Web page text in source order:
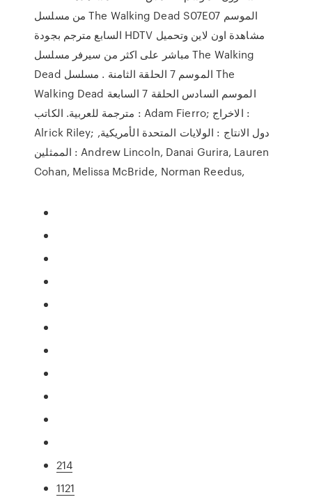
من مسلسل The Walking Dead S07E07 الموسم
السابع مترجم بجودة HDTV مشاهدة اون لاين وتحميل
مباشر على اكثر من سيرفر مسلسل The Walking
Dead الموسم 7 الحلقة الثامنة . مسلسل The
Walking Dead الموسم السادس الحلقة 7 السابعة
مترجمة للعربية. الكاتب : Adam Fierro; الاخراج :
Alrick Riley; دول الانتاج : الولايات المتحدة الأمريكية,
الممثلين : Andrew Lincoln, Danai Gurira, Lauren
Cohan, Melissa McBride, Norman Reedus,
214
1121